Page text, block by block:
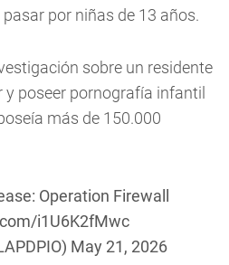
por niñas de 13 años.
sobre un residente
poseer pornografía infantil
más de 150.000
Operation Firewall
i1U6K2fMwc
May 21, 2026